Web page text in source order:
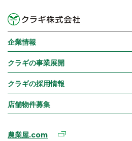
企業情報
クラギの事業展開
クラギの採用情報
店舗物件募集
農業屋.com